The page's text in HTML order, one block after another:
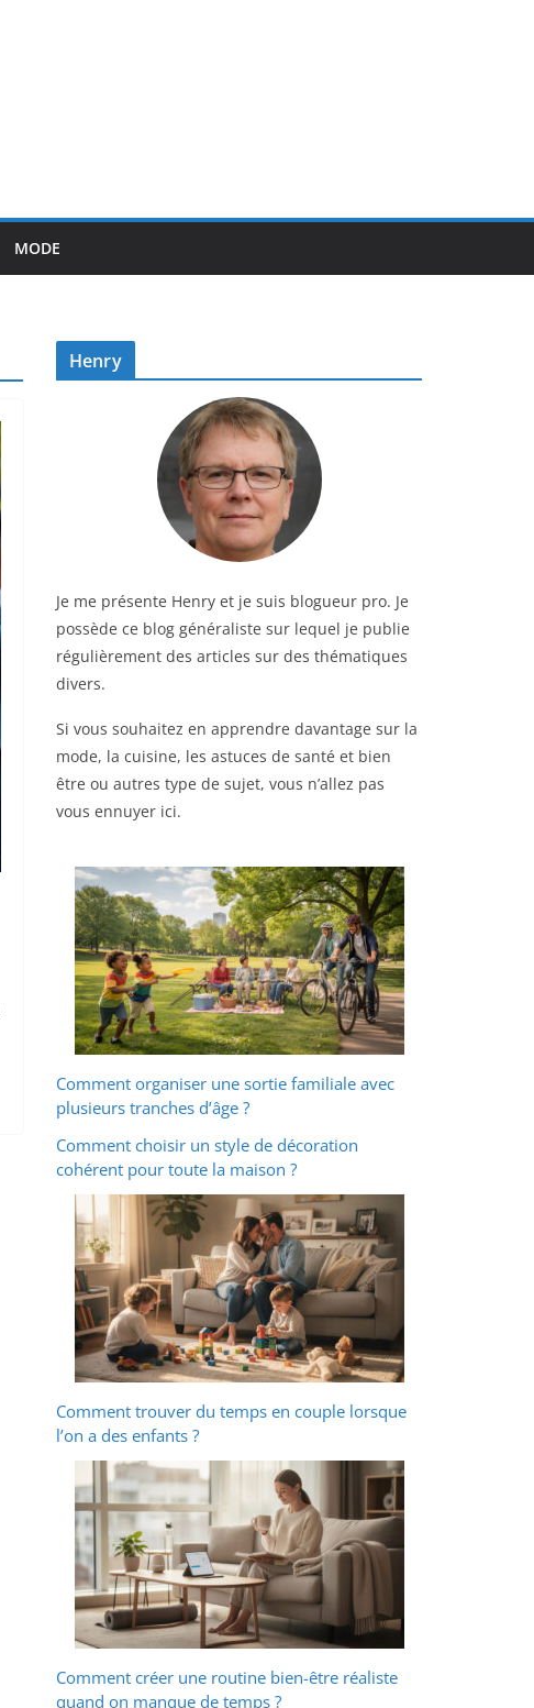
MODE
Henry
Je me présente Henry et je suis blogueur pro. Je
possède ce blog généraliste sur lequel je publie
régulièrement des articles sur des thématiques
divers.
Si vous souhaitez en apprendre davantage sur la
mode, la cuisine, les astuces de santé et bien
être ou autres type de sujet, vous n’allez pas
vous ennuyer ici.
Comment organiser une sortie familiale avec
plusieurs tranches d’âge ?
Comment choisir un style de décoration
cohérent pour toute la maison ?
Comment trouver du temps en couple lorsque
l’on a des enfants ?
Comment créer une routine bien-être réaliste
quand on manque de temps ?